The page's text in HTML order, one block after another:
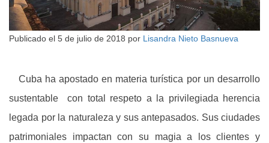
Publicado el 5 de julio de 2018 por Lisandra Nieto Basnueva
Cuba ha apostado en materia turística por un desarrollo
sustentable con total respeto a la privilegiada herencia
legada por la naturaleza y sus antepasados. Sus ciudades
patrimoniales impactan con su magia a los clientes y